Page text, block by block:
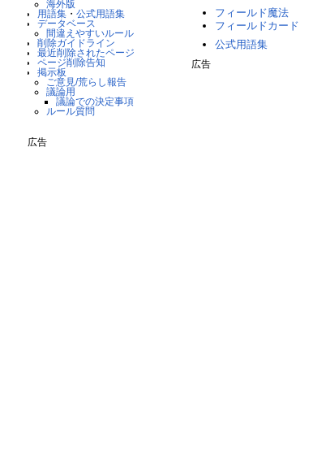
海外版
用語集・ 公式用語集
データベース
間違えやすいルール
削除ガイドライン
最近削除されたページ
ページ削除告知
掲示板
ご意見/荒らし報告
議論用
議論での決定事項
ルール質問
広告
フィールド魔法
フィールドカード
公式用語集
広告